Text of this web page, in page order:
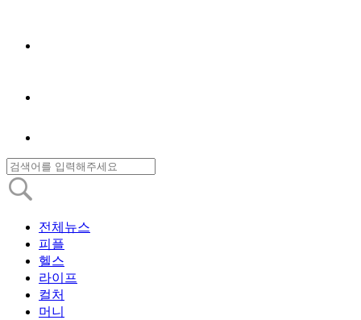
전체뉴스
피플
헬스
라이프
컬처
머니